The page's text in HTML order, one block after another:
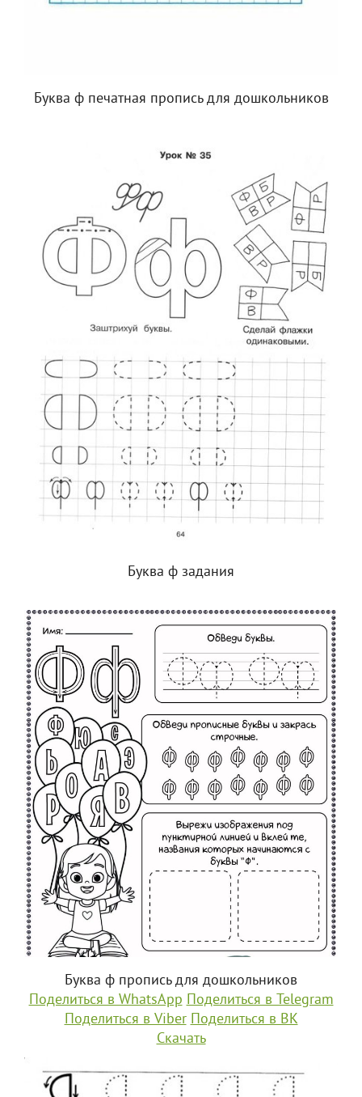
Буква ф печатная пропись для дошкольников
Буква ф задания
Буква ф пропись для дошкольников
Поделиться в WhatsApp Поделиться в Telegram
Поделиться в Viber Поделиться в ВК
Скачать